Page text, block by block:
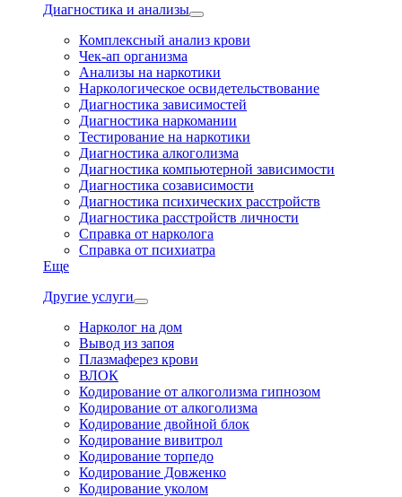
Диагностика и анализы
Комплексный анализ крови
Чек-ап организма
Анализы на наркотики
Наркологическое освидетельствование
Диагностика зависимостей
Диагностика наркомании
Тестирование на наркотики
Диагностика алкоголизма
Диагностика компьютерной зависимости
Диагностика созависимости
Диагностика психических расстройств
Диагностика расстройств личности
Справка от нарколога
Справка от психиатра
Еще
Другие услуги
Нарколог на дом
Вывод из запоя
Плазмаферез крови
ВЛОК
Кодирование от алкоголизма гипнозом
Кодирование от алкоголизма
Кодирование двойной блок
Кодирование вивитрол
Кодирование торпедо
Кодирование Довженко
Кодирование уколом